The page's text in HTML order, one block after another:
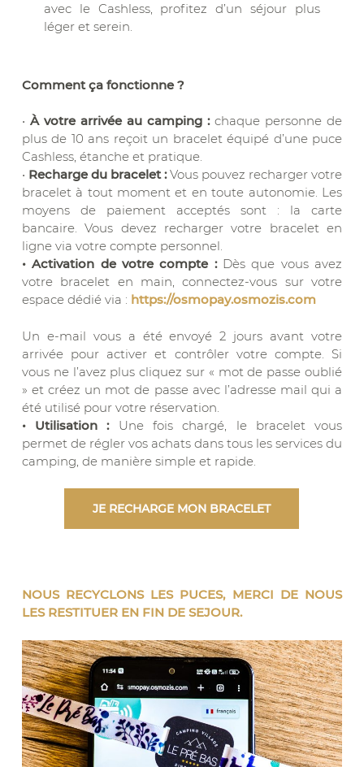
avec le Cashless, profitez d’un séjour plus
léger et serein.
Comment ça fonctionne ?
• À votre arrivée au camping :chaque personne de
plus de 10 ans reçoit un bracelet équipé d’une puce
Cashless, étanche et pratique.
• Recharge du bracelet :Vous pouvez recharger votre
bracelet à tout moment et en toute autonomie. Les
moyens de paiement acceptés sont : la carte
bancaire. Vous devez recharger votre bracelet en
ligne via votre compte personnel.
• Activation de votre compte :Dès que vous avez
votre bracelet en main, connectez-vous sur votre
espace dédié via : https://osmopay.osmozis.com
Un e-mail vous a été envoyé 2 jours avant votre
arrivée pour activer et contrôler votre compte. Si
vous ne l’avez plus cliquez sur « mot de passe oublié
» et créez un mot de passe avec l’adresse mail qui a
été utilisé pour votre réservation.
• Utilisation :Une fois chargé, le bracelet vous
permet de régler vos achats dans tous les services du
camping, de manière simple et rapide.
JE RECHARGE MON BRACELET
NOUS RECYCLONS LES PUCES, MERCI DE NOUS
LES RESTITUER EN FIN DE SEJOUR.